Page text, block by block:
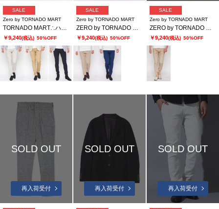
SALE
Zero by TORNADO MART
TORNADO MART∴ハイパワーツイルストレッチスキニーパンツ
￥9,240(税込) 50%OFF
SALE
Zero by TORNADO MART
ZERO by TORNADO MART∴ワルツイージーパンツ
￥9,240(税込) 50%OFF
SALE
Zero by TORNADO MART
ZERO by TORNADO MART∴スラブシャンブレークロップドパンツ
￥9,240(税込) 50%OFF
SOLD OUT
再入荷受付
SOLD OUT
再入荷受付
SOLD OUT
再入荷受付